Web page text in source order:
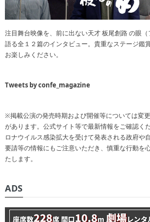
注目舞台映像を、前に出ない天才 板尾創路 の眼
語る全１２篇のインタビュー。貴重なステージ鑑
お楽しみください。
Tweets by confe_magazine
※掲載公演の発売時期および開催等については変
があります。公式サイト等で最新情報をご確認く
ロナウイルス感染拡大を受けて発表される政府や
要請等の情報にもご注意いただき、慎重な行動を
たします。
ADS